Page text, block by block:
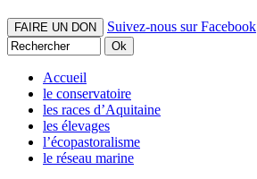
FAIRE UN DON Suivez-nous sur Facebook
Accueil
le conservatoire
les races d’Aquitaine
les élevages
l’écopastoralisme
le réseau marine